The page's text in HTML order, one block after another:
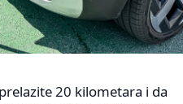
20 kilometara i da